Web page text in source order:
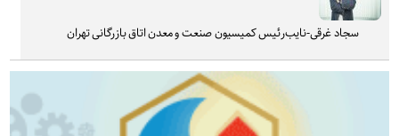
سجاد غرقی-نایب‌رئیس کمیسیون صنعت و معدن اتاق بازرگانی تهران